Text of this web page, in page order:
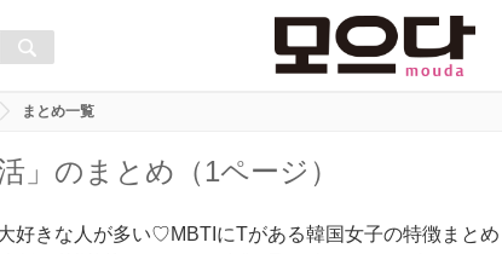
まとめ一覧
のまとめ（1ページ）
好きな人が多い♡MBTIにTがある韓国女子の特徴まとめ